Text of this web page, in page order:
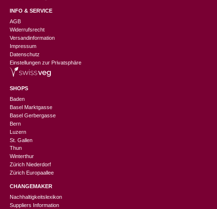
INFO & SERVICE
AGB
Widerrufsrecht
Versandinformation
Impressum
Datenschutz
Einstellungen zur Privatsphäre
SHOPS
Baden
Basel Marktgasse
Basel Gerbergasse
Bern
Luzern
St. Gallen
Thun
Winterthur
Zürich Niederdorf
Zürich Europaallee
CHANGEMAKER
Nachhaltigkeitslexikon
Suppliers Information